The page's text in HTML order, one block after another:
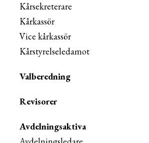
Kårsekreterare
Kårkassör
Vice kårkassör
Kårstyrelseledamot
Valberedning
Revisorer
Avdelningsaktiva